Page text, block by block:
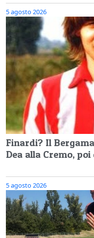
5 agosto 2026
Finardi? Il
Dea alla Cremo,
5 agosto 2026